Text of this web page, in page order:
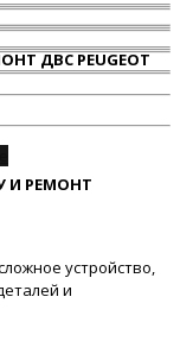
ДВС PEUGEOT
И РЕМОНТ
устройство,
и